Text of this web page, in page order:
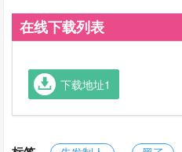
在线下载列表
下载地址1